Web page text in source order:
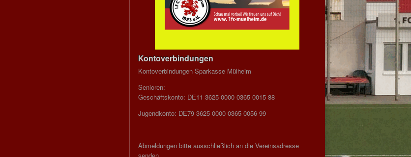
Kontoverbindungen
Kontoverbindungen Sparkasse Mülheim
Senioren:
Geschäftskonto: DE11 3625 0000 0365 0015 88
Jugendkonto: DE79 3625 0000 0365 0056 99
Abmeldungen bitte ausschließlich an die Vereinsadresse